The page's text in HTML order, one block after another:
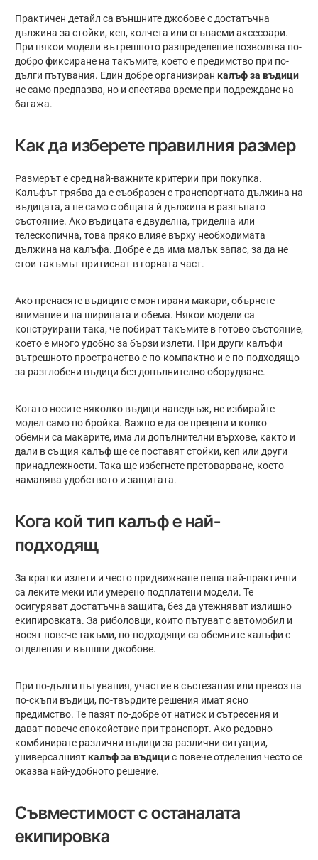
Практичен детайл са външните джобове с достатъчна
дължина за стойки, кеп, колчета или сгъваеми аксесоари.
При някои модели вътрешното разпределение позволява по-
добро фиксиране на такъмите, което е предимство при по-
дълги пътувания. Един добре организиран калъф за въдици
не само предпазва, но и спестява време при подреждане на
багажа.
Как да изберете правилния размер
Размерът е сред най-важните критерии при покупка.
Калъфът трябва да е съобразен с транспортната дължина на
въдицата, а не само с общата ѝ дължина в разгънато
състояние. Ако въдицата е двуделна, триделна или
телескопична, това пряко влияе върху необходимата
дължина на калъфа. Добре е да има малък запас, за да не
стои такъмът притиснат в горната част.
Ако пренасяте въдиците с монтирани макари, обърнете
внимание и на ширината и обема. Някои модели са
конструирани така, че побират такъмите в готово състояние,
което е много удобно за бързи излети. При други калъфи
вътрешното пространство е по-компактно и е по-подходящо
за разглобени въдици без допълнително оборудване.
Когато носите няколко въдици наведнъж, не избирайте
модел само по бройка. Важно е да се прецени и колко
обемни са макарите, има ли допълнителни върхове, както и
дали в същия калъф ще се поставят стойки, кеп или други
принадлежности. Така ще избегнете претоварване, което
намалява удобството и защитата.
Кога кой тип калъф е най-
подходящ
За кратки излети и често придвижване пеша най-практични
са леките меки или умерено подплатени модели. Те
осигуряват достатъчна защита, без да утежняват излишно
екипировката. За риболовци, които пътуват с автомобил и
носят повече такъми, по-подходящи са обемните калъфи с
отделения и външни джобове.
При по-дълги пътувания, участие в състезания или превоз на
по-скъпи въдици, по-твърдите решения имат ясно
предимство. Те пазят по-добре от натиск и сътресения и
дават повече спокойствие при транспорт. Ако редовно
комбинирате различни въдици за различни ситуации,
универсалният калъф за въдицис повече отделения често се
оказва най-удобното решение.
Съвместимост с останалата
екипировка